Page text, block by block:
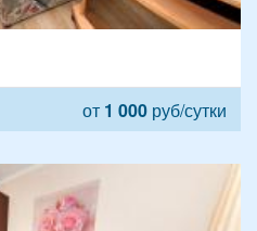
от 1 000 руб/сутки